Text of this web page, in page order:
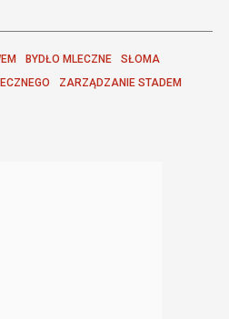
BYDŁO MLECZNE
SŁOMA
ZARZĄDZANIE STADEM